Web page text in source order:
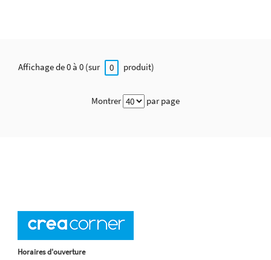
Affichage de 0 à 0 (sur 0 produit)
Montrer par page
Horaires d'ouverture